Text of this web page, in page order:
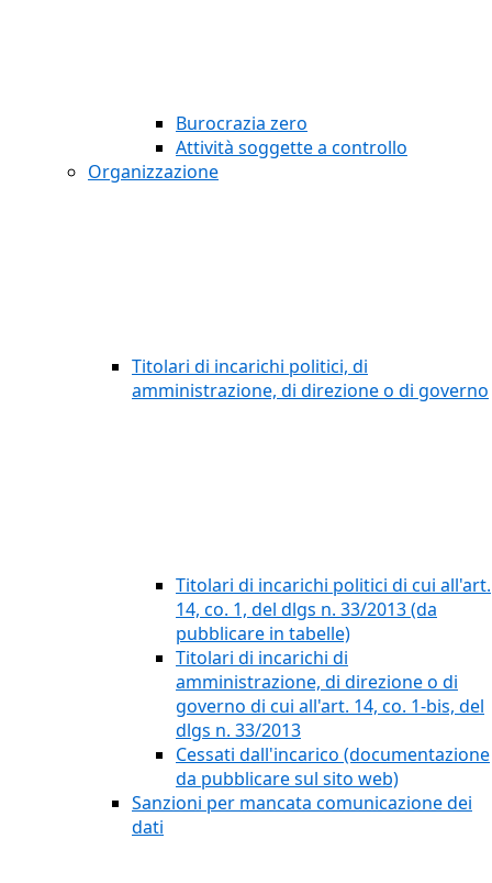
Burocrazia zero
Attività soggette a controllo
Organizzazione
Titolari di incarichi politici, di
amministrazione, di direzione o di governo
Titolari di incarichi politici di cui all'art.
14, co. 1, del dlgs n. 33/2013 (da
pubblicare in tabelle)
Titolari di incarichi di
amministrazione, di direzione o di
governo di cui all'art. 14, co. 1-bis, del
dlgs n. 33/2013
Cessati dall'incarico (documentazione
da pubblicare sul sito web)
Sanzioni per mancata comunicazione dei
dati